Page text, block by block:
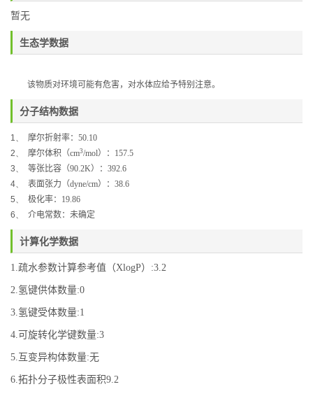
暂无
生态学数据
该物质对环境可能有危害，对水体应给予特别注意。
分子结构数据
1、 摩尔折射率： 50.10
2、
摩尔体积（cm3/mol）： 157.5
3、
等张比容（90.2K）： 392.6
4、
表面张力（dyne/cm）： 38.6
5、
极化率： 19.86
6、
介电常数：未确定
计算化学数据
1.疏水参数计算参考值（XlogP）:3.2
2.氢键供体数量:0
3.氢键受体数量:1
4.可旋转化学键数量:3
5.互变异构体数量:无
6.拓扑分子极性表面积9.2